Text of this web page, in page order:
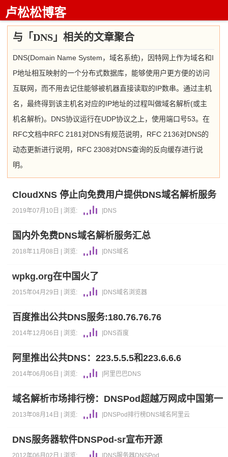
卢松松博客
与「DNS」相关的文章聚合
DNS(Domain Name System，域名系统)，因特网上作为域名和I
P地址相互映射的一个分布式数据库，能够使用户更方便的访问
互联网，而不用去记住能够被机器直接读取的IP数串。通过主机
名，最终得到该主机名对应的IP地址的过程叫做域名解析(或主
机名解析)。DNS协议运行在UDP协议之上，使用端口号53。在
RFC文档中RFC 2181对DNS有规范说明，RFC 2136对DNS的
动态更新进行说明，RFC 2308对DNS查询的反向缓存进行说
明。
CloudXNS 停止向免费用户提供DNS域名解析服务
2019年07月10日 | 浏览: DNS
国内外免费DNS域名解析服务汇总
2018年11月08日 | 浏览: DNS域名
wpkg.org在中国火了
2015年04月29日 | 浏览: DNS域名 浏览器
百度推出公共DNS服务:180.76.76.76
2014年12月06日 | 浏览: DNS百度
阿里推出公共DNS：223.5.5.5和223.6.6.6
2014年06月06日 | 浏览: 阿里巴巴DNS
域名解析市场排行榜：DNSPod超越万网成中国第一
2013年08月14日 | 浏览: DNSPod排行榜DNS域名 阿里云
DNS服务器软件DNSPod-sr宣布开源
2012年06月02日 | 浏览: DNS服务器DNSPod